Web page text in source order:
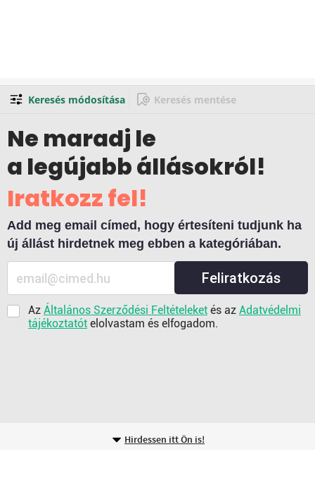
Keresés módosítása Keresés mentése
Ne maradj le
a legújabb állásokról!
Iratkozz fel!
Add meg email címed, hogy értesíteni tudjunk ha
új állást hirdetnek meg ebben a kategóriában.
Feliratkozás
Az Általános Szerződési Feltételeket és az Adatvédelmi
tájékoztatót elolvastam és elfogadom.
Hirdessen itt Ön is!